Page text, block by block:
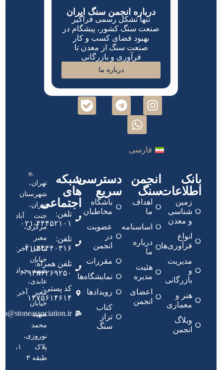
درباره انجمن سنگ ایران
تنها تشکل رسمی فراگیر
صنعت سنگ کشور، پیشگام در
بهبود فضای کسب و کار
صنعت سنگ از معدن تا
فرآوری و بازرگانی
درباره ما
فارسی
بانک
اطلاعات
زمین
شناسی
و معدن
انواع
فرآوری‌ها
مدیریت
و
بازرگانی
هنر و
معماری
وبلاگ
انجمن
انجمن
سنگ
اهداف
ما
اساسنامه
درباره
ما
هئیت
مدیره
اعضای
انجمن
دسترسی
سریع
باشگاه
مخاطبان
عضویت
در
انجمن
مقررات
نمایشگاه‌ها
رویدادها
کتاب
تراز
سنگ
شبکه
های
اجتماعی
تلفن:
۴۴۴۵۲۱۰۱-۰۲۱
تلفن:
۴۴۴۴۰۳۱۶-۰۲۱
تلفن همراه:
۰۹۳۸۶۲۶۹۲۵۰
کد پستی:
۱۴۷۵۶۱۴۶۱۴
تهران،
شهرستان
تهران،
جنت آباد
مرکزی،
معبر
ماقبل آخر:
خیابان
شهید جواد
عابدی،
معبر آخر:
خیابان
شهید
محمد
نوروزی،
پلاک ۱،
طبقه ۳